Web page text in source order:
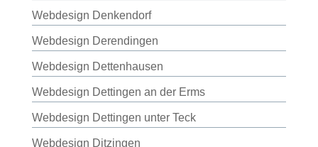
Webdesign Denkendorf
Webdesign Derendingen
Webdesign Dettenhausen
Webdesign Dettingen an der Erms
Webdesign Dettingen unter Teck
Webdesign Ditzingen